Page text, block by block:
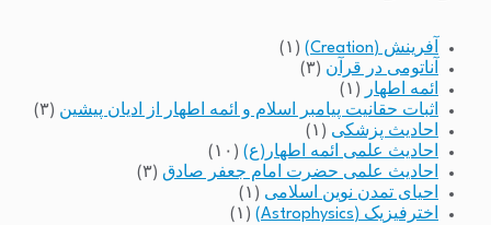
آفرینش (Creation)
(۱)
آناتومی در قرآن (۳)
ائمه اطهار
(۱)
اثبات حقانیت پیامبر اسلام و ائمه اطهار از ادیان پیشین (۳)
احادیث پزشکی (۱)
احادیث علمی ائمه اطهار(ع) (۱۰)
احادیث علمی حضرت امام جعفر صادق (۳)
احیای تمدن نوین اسلامی (۱)
اخترفیزیک (Astrophysics)
(۱)